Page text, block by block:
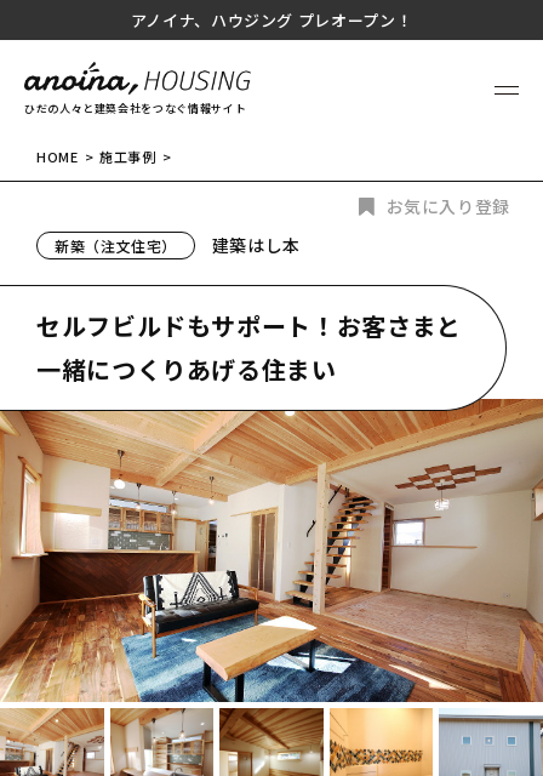
アノイナ、ハウジング プレオープン！
ひだの人々と建築会社をつなぐ情報サイト
HOME 施工事例
新築（注文住宅） 建築はし本
セルフビルドもサポート！お客さまと
一緒につくりあげる住まい
お気に入り登録